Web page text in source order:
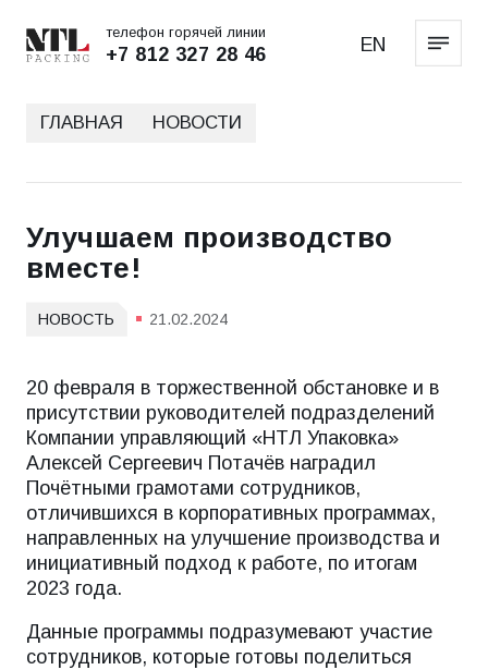
телефон горячей линии
+7 812 327 28 46 EN
ГЛАВНАЯ НОВОСТИ
Улучшаем производство
вместе!
НОВОСТЬ 21.02.2024
20 февраля в торжественной обстановке и в
присутствии руководителей подразделений
Компании управляющий «НТЛ Упаковка»
Алексей Сергеевич Потачëв наградил
Почëтными грамотами сотрудников,
отличившихся в корпоративных программах,
направленных на улучшение производства и
инициативный подход к работе, по итогам
2023 года.
Данные программы подразумевают участие
сотрудников, которые готовы поделиться